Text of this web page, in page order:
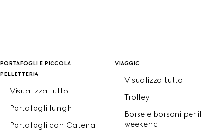
portafogli e piccola
pelletteria
Visualizza tutto
Portafogli lunghi
Portafogli con Catena
viaggio
Visualizza tutto
Trolley
Borse e borsoni per il
weekend